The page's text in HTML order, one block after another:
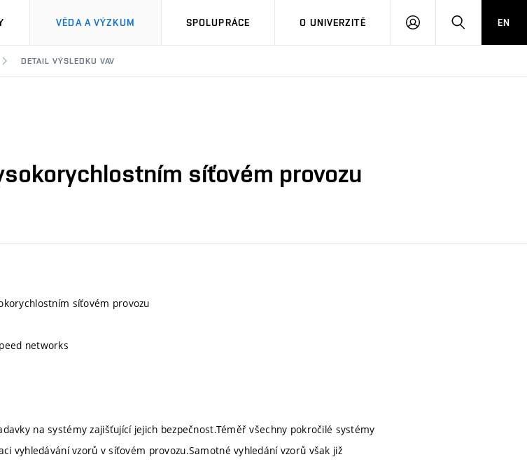
VĚDA A VÝZKUM SPOLUPRÁCE O UNIVERZITĚ
PŘIHLÁSIT HLEDATEN
DETAIL VÝSLEDKU VAV
síťovém provozu
síťovém provozu
networks
na systémy zajišťující jejich bezpečnost.Téměř všechny pokročilé systémy
vyhledávání vzorů v síťovém provozu.Samotné vyhledání vzorů však již